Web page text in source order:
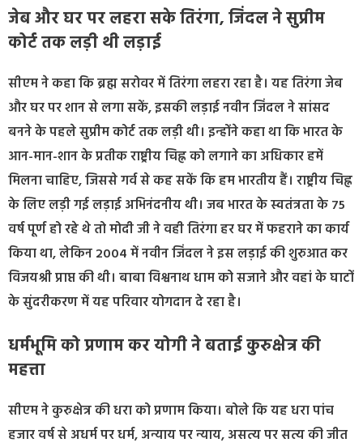
जेब और घर पर लहरा सके तिरंगा, जिंदल ने सुप्रीम
कोर्ट तक लड़ी थी लड़ाई
सीएम ने कहा कि ब्रह्म सरोवर में तिरंगा लहरा रहा है। यह तिरंगा जेब
और घर पर शान से लगा सकें, इसकी लड़ाई नवीन जिंदल ने सांसद
बनने के पहले सुप्रीम कोर्ट तक लड़ी थी। इन्होंने कहा था कि भारत के
आन-मान-शान के प्रतीक राष्ट्रीय चिह्न को लगाने का अधिकार हमें
मिलना चाहिए, जिससे गर्व से कह सकें कि हम भारतीय हैं। राष्ट्रीय चिह्न
के लिए लड़ी गई लड़ाई अभिनंदनीय थी। जब भारत के स्वतंत्रता के 75
वर्ष पूर्ण हो रहे थे तो मोदी जी ने वही तिरंगा हर घर में फहराने का कार्य
किया था, लेकिन 2004 में नवीन जिंदल ने इस लड़ाई की शुरुआत कर
विजयश्री प्राप्त की थी। बाबा विश्वनाथ धाम को सजाने और वहां के घाटों
के सुंदरीकरण में यह परिवार योगदान दे रहा है।
धर्मभूमि को प्रणाम कर योगी ने बताई कुरुक्षेत्र की
महत्ता
सीएम ने कुरुक्षेत्र की धरा को प्रणाम किया। बोले कि यह धरा पांच
हजार वर्ष से अधर्म पर धर्म, अन्याय पर न्याय, असत्य पर सत्य की जीत